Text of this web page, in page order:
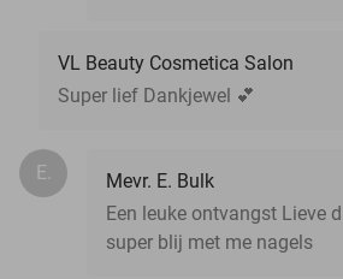
VL Beauty Cosmetica Salon
Super lief Dankjewel 💕
E.
Mevr. E. Bulk
Een leuke ontvangst Lieve
super blij met me nagels